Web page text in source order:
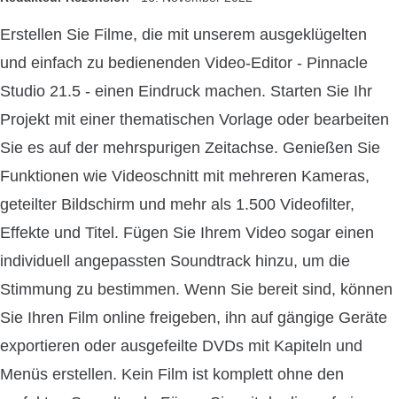
Erstellen Sie Filme, die mit unserem ausgeklügelten
und einfach zu bedienenden Video-Editor - Pinnacle
Studio 21.5 - einen Eindruck machen. Starten Sie Ihr
Projekt mit einer thematischen Vorlage oder bearbeiten
Sie es auf der mehrspurigen Zeitachse. Genießen Sie
Funktionen wie Videoschnitt mit mehreren Kameras,
geteilter Bildschirm und mehr als 1.500 Videofilter,
Effekte und Titel. Fügen Sie Ihrem Video sogar einen
individuell angepassten Soundtrack hinzu, um die
Stimmung zu bestimmen. Wenn Sie bereit sind, können
Sie Ihren Film online freigeben, ihn auf gängige Geräte
exportieren oder ausgefeilte DVDs mit Kapiteln und
Menüs erstellen. Kein Film ist komplett ohne den